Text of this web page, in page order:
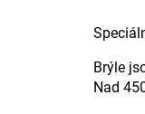
Brýle
Nad